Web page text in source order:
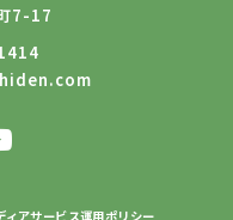
7-17
ィアサービス運用ポリシー